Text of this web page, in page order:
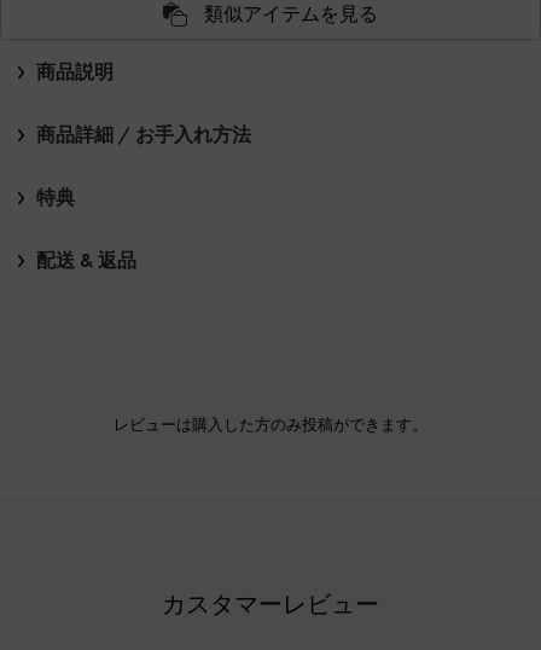
類似アイテムを見る
商品説明
商品詳細 / お手入れ方法
特典
配送 & 返品
レビューは購入した方のみ投稿ができます。
カスタマーレビュー